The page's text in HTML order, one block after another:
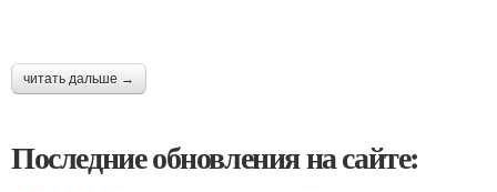
читать дальше →
Последние обновления на сайте: